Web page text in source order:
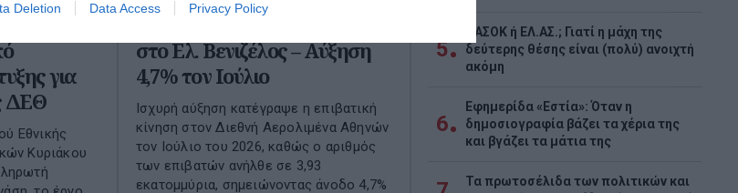
Deletion Data Access Privacy Policy
εκατ.
για
ΔΕΘ
Εθνικής
Κυριάκου
Ρεκόρ επιβατικής κίνησης
στο Ελ. Βενιζέλος – Αύξηση
4,7% τον Ιούλιο
Ισχυρή αύξηση κατέγραψε η επιβατική
κίνηση στον Διεθνή Αερολιμένα Αθηνών
τον Ιούλιο του 2026, καθώς ο αριθμός
των επιβατών ανήλθε σε 3,93
εκατομμύρια, σημειώνοντας άνοδο 4,7%
5
ΠΑΣΟΚ ή ΕΛ.ΑΣ.; Γιατί η μάχη της
δεύτερης θέσης είναι (πολύ) ανοιχτή
ακόμη
6
Εφημερίδα «Εστία»: Όταν η
δημοσιογραφία βάζει τα χέρια της
και βγάζει τα μάτια της
Τα πρωτοσέλιδα των πολιτικών και